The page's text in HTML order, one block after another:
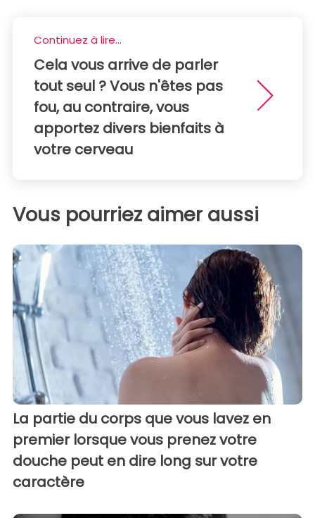
Continuez à lire...
Cela vous arrive de parler
tout seul ? Vous n'êtes pas
fou, au contraire, vous
apportez divers bienfaits à
votre cerveau
Vous pourriez aimer aussi
La partie du corps que vous lavez en
premier lorsque vous prenez votre
douche peut en dire long sur votre
caractère